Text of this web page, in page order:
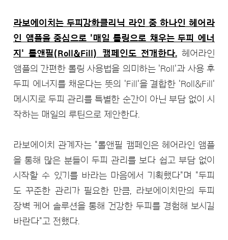
라보에이치는 두피강화클리닉 라인 중 하나인 헤어라
인 앰플을 중심으로 '매일 롤링으로 채우는 두피 에너
지' 롤앤필(Roll&Fill) 캠페인도 전개한다.헤어라인
앰플의 간편한 롤링 사용법을 의미하는 'Roll'과 사용 후
두피 에너지를 채운다는 뜻의 'Fill'을 결합한 'Roll&Fill'
메시지로 두피 관리를 특별한 순간이 아닌 부담 없이 시
작하는 매일의 루틴으로 제안한다.
라보에이치 관계자는 "롤앤필 캠페인은 헤어라인 앰플
을 통해 많은 분들이 두피 관리를 보다 쉽고 부담 없이
시작할 수 있기를 바라는 마음에서 기획했다"며 "두피
도 꾸준한 관리가 필요한 만큼, 라보에이치만의 두피
장벽 케어 솔루션을 통해 건강한 두피를 경험해 보시길
바란다"고 전했다.